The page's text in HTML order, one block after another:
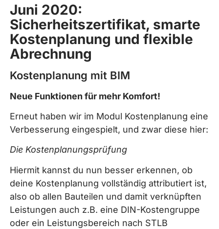
Juni 2020:
Sicherheitszertifikat, smarte
Kostenplanung und flexible
Abrechnung
Kostenplanung mit BIM
Neue Funktionen für mehr Komfort!
Erneut haben wir im Modul Kostenplanung eine
Verbesserung eingespielt, und zwar diese hier:
Die Kostenplanungsprüfung
Hiermit kannst du nun besser erkennen, ob
deine Kostenplanung vollständig attributiert ist,
also ob allen Bauteilen und damit verknüpften
Leistungen auch z.B. eine DIN-Kostengruppe
oder ein Leistungsbereich nach STLB